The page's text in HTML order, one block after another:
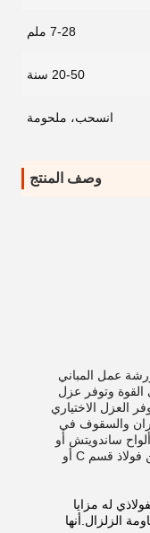
7-28 ملم
20-50 سنة
انسحب، ملحومة
وصف المنتج
عمل المباني
القوة وتوفر عزل
العزل الاختياري
والسقوف في
ساندويتش أو
أوراق فولاذية ملونة ، والسقف مصنوع من فولاذ قسم C أو
له مزايا
الزلزال.أنها